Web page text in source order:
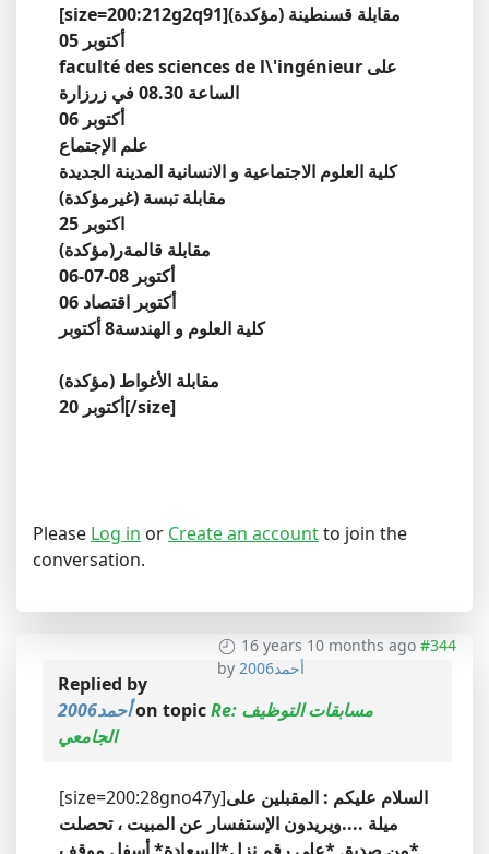
[size=200:212g2q91]مقابلة قسنطينة (مؤكدة)
05 أكتوبر
faculté des sciences de l\'ingénieur على
الساعة 08.30 في زرزارة
06 أكتوبر
علم الإجتماع
كلية العلوم الاجتماعية و الانسانية المدينة الجديدة
مقابلة تبسة (غيرمؤكدة)
25 اكتوبر
مقابلة قالمةر(مؤكدة)
06-07-08 أكتوبر
06 أكتوبر اقتصاد
كلية العلوم و الهندسة8 أكتوبر
مقابلة الأغواط (مؤكدة)
20 أكتوبر[/size]
Please Log in or Create an accountto join the
conversation.
16 years 10 months ago #344
by
أحمد2006
Replied by
أحمد2006on topicRe: مسابقات التوظيف
الجامعي
[size=200:28gno47y]السلام عليكم : المقبلين على
ميلة ....ويريدون الإستفسار عن المبيت ، تحصلت